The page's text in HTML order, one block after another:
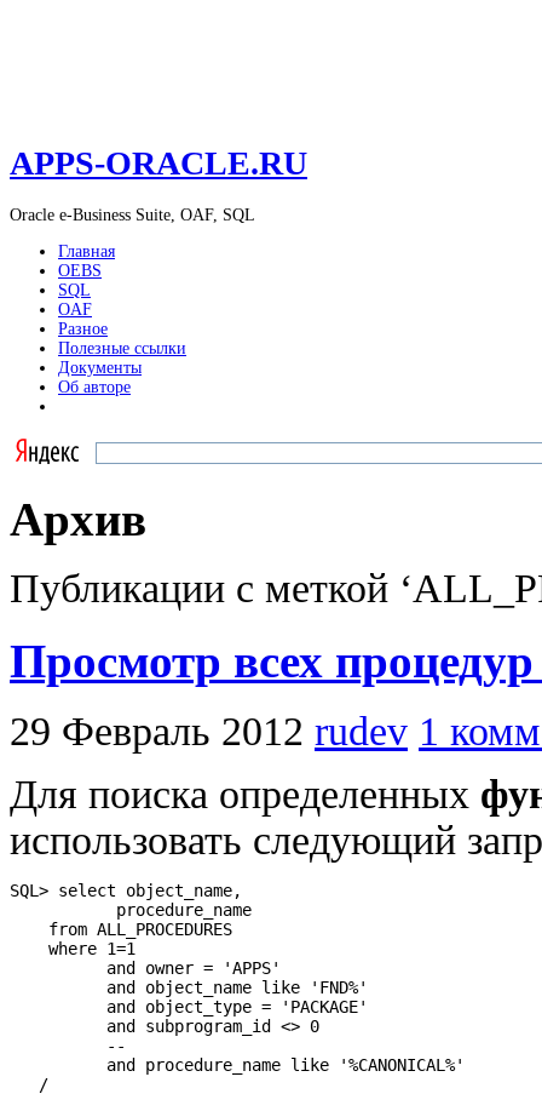
APPS-ORACLE.RU
Oracle e-Business Suite, OAF, SQL
Главная
OEBS
SQL
OAF
Разное
Полезные ссылки
Документы
Об авторе
Архив
Публикации с меткой
Просмотр всех
29 Февраль 2012 rudev 1
Для поиска определенных
использовать следующий
SQL> select object_name,
           procedure_name
    from ALL_PROCEDURES
    where 1=1
          and owner = 'APPS'
          and object_name like 'FND%'
          and object_type = 'PACKAGE'
          and subprogram_id <> 0
          --
          and procedure_name like '%CANONICAL%'
   /